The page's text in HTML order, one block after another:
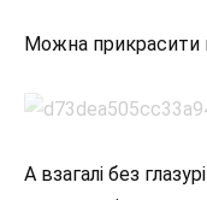
Можна прикрасити
А взагалі без